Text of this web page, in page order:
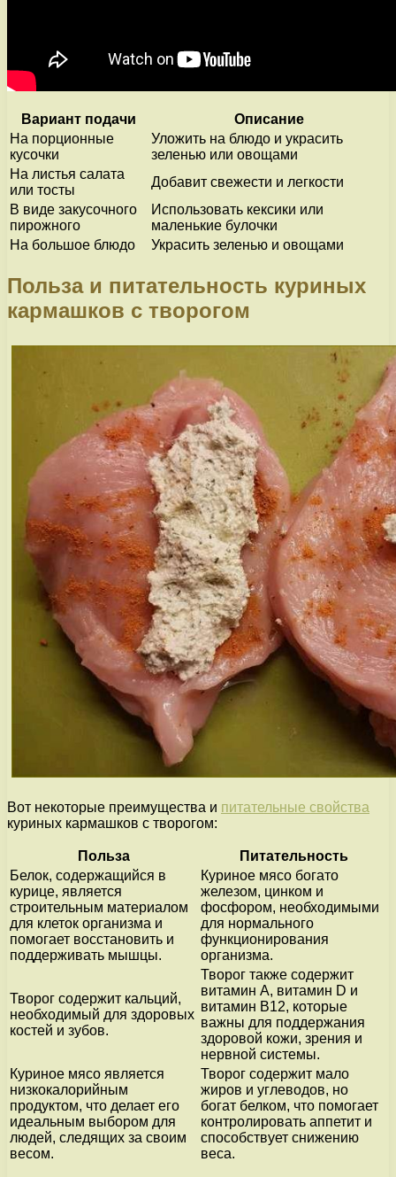
Вариант подачи
Описание
На порционные
кусочки
Уложить на блюдо и украсить
зеленью или овощами
На листья салата
или тосты
Добавит свежести и легкости
В виде закусочного
пирожного
Использовать кексики или
маленькие булочки
На большое блюдо
Украсить зеленью и овощами
Польза и питательность куриных
кармашков с творогом
Вот некоторые преимущества и питательные свойства
куриных кармашков с творогом:
Польза
Питательность
Белок, содержащийся в
курице, является
строительным материалом
для клеток организма и
помогает восстановить и
поддерживать мышцы.
Куриное мясо богато
железом, цинком и
фосфором, необходимыми
для нормального
функционирования
организма.
Творог содержит кальций,
необходимый для здоровых
костей и зубов.
Творог также содержит
витамин А, витамин D и
витамин B12, которые
важны для поддержания
здоровой кожи, зрения и
нервной системы.
Куриное мясо является
низкокалорийным
продуктом, что делает его
идеальным выбором для
людей, следящих за своим
весом.
Творог содержит мало
жиров и углеводов, но
богат белком, что помогает
контролировать аппетит и
способствует снижению
веса.